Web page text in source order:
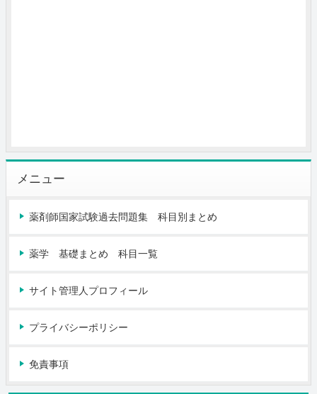
メニュー
薬剤師国家試験過去問題集 科目別まとめ
薬学 基礎まとめ 科目一覧
サイト管理人プロフィール
プライバシーポリシー
免責事項